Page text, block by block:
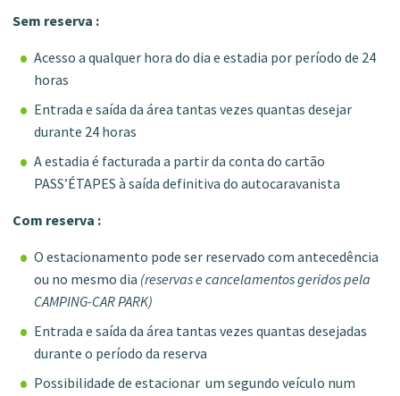
Sem reserva :
Acesso a qualquer hora do dia e estadia por período de 24
horas
Entrada e saída da área tantas vezes quantas desejar
durante 24 horas
A estadia é facturada a partir da conta do cartão
PASS’ÉTAPES à saída definitiva do autocaravanista
Com reserva :
O estacionamento pode ser reservado com antecedência
ou no mesmo dia (reservas e cancelamentos geridos pela
CAMPING-CAR PARK)
Entrada e saída da área tantas vezes quantas desejadas
durante o período da reserva
Possibilidade de estacionar um segundo veículo num